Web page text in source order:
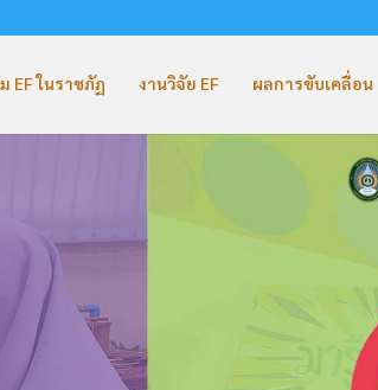
EF ในราชภัฏ งานวิจัย EF ผลการขับเคลื่อน